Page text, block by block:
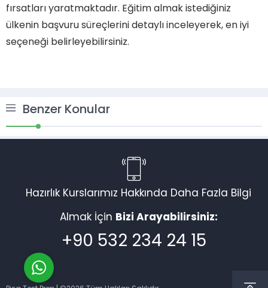
fırsatları yaratmaktadır. Eğitim almak istediğiniz
ülkenin başvuru süreçlerini detaylı inceleyerek, en iyi
seçeneği belirleyebilirsiniz.
Benzer Konular
Hazırlık Kurslarımız Hakkında Daha Fazla Bilgi
Almak İçin Bizi Arayabilirsiniz:
+90 532 234 24 15
Cevap Yaz